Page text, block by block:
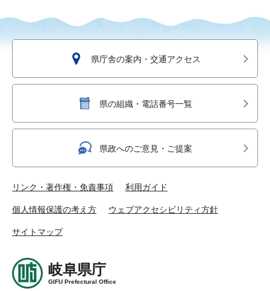
県庁舎の案内・交通アクセス
県の組織・電話番号一覧
県政へのご意見・ご提案
リンク・著作権・免責事項 利用ガイド
個人情報保護の考え方 ウェブアクセシビリティ方針
サイトマップ
岐阜県庁
GIFU Prefectural Office